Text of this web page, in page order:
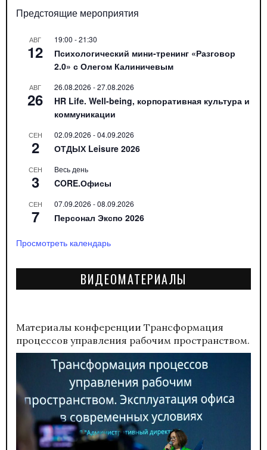
Предстоящие мероприятия
АВГ
12
19:00 -21:30
Психологический мини-тренинг «Разговор
2.0» с Олегом Калиничевым
АВГ
26
26.08.2026 -27.08.2026
HR Life. Well-being, корпоративная культура и
коммуникации
СЕН
2
02.09.2026 -04.09.2026
ОТДЫХ Leisure 2026
СЕН
3
Весь день
CORE.Офисы
СЕН
7
07.09.2026 -08.09.2026
Персонал Экспо 2026
Просмотреть календарь
ВИДЕОМАТЕРИАЛЫ
Материалы конференции Трансформация
процессов управления рабочим пространством.